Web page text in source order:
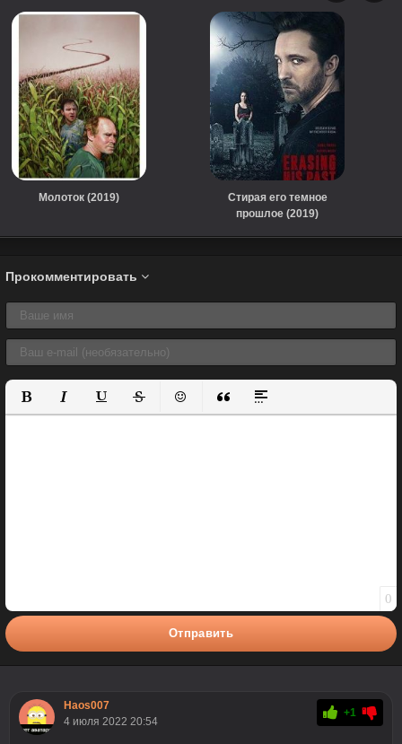
Молоток (2019)
Стирая его темное
прошлое (2019)
Прокомментировать
Полужирный
КурсивПодчеркнутый
ЗачеркнутыйВставить смайлик
Вставка цитаты
Вставка спойлера
0
Отправить
Haos007
4 июля 2022 20:54
+1